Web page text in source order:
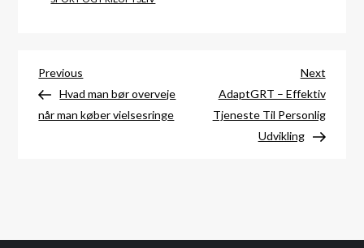
Indlægsnavigation
Previous
Post
Previous
Hvad man bør overveje
når man køber vielsesringe
Next
Post
Next
AdaptGRT – Effektiv
Tjeneste Til Personlig
Udvikling